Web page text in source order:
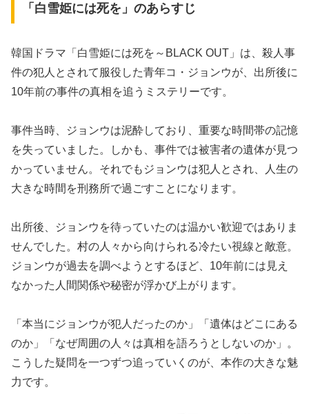
「白雪姫には死を」のあらすじ
韓国ドラマ「白雪姫には死を～BLACK OUT」は、殺人事
件の犯人とされて服役した青年コ・ジョンウが、出所後に
10年前の事件の真相を追うミステリーです。
事件当時、ジョンウは泥酔しており、重要な時間帯の記憶
を失っていました。しかも、事件では被害者の遺体が見つ
かっていません。それでもジョンウは犯人とされ、人生の
大きな時間を刑務所で過ごすことになります。
出所後、ジョンウを待っていたのは温かい歓迎ではありま
せんでした。村の人々から向けられる冷たい視線と敵意。
ジョンウが過去を調べようとするほど、10年前には見え
なかった人間関係や秘密が浮かび上がります。
「本当にジョンウが犯人だったのか」「遺体はどこにある
のか」「なぜ周囲の人々は真相を語ろうとしないのか」。
こうした疑問を一つずつ追っていくのが、本作の大きな魅
力です。